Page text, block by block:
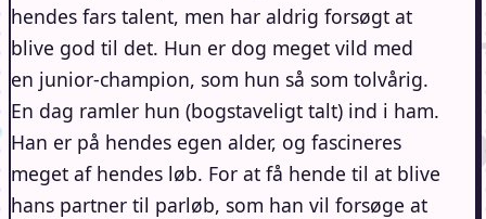
hendes fars talent, men har aldrig forsøgt at
blive god til det. Hun er dog meget vild med
en junior-champion, som hun så som tolvårig.
En dag ramler hun (bogstaveligt talt) ind i ham.
Han er på hendes egen alder, og fascineres
meget af hendes løb. For at få hende til at blive
hans partner til parløb, som han vil forsøge at